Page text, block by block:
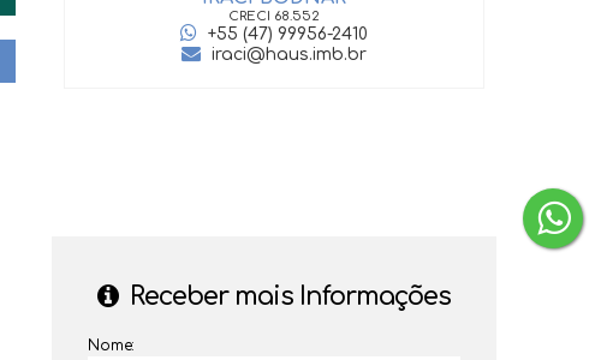
CRECI 68.552
+55 (47) 99956-2410
iraci@haus.imb.br
Receber mais Informações
Nome: